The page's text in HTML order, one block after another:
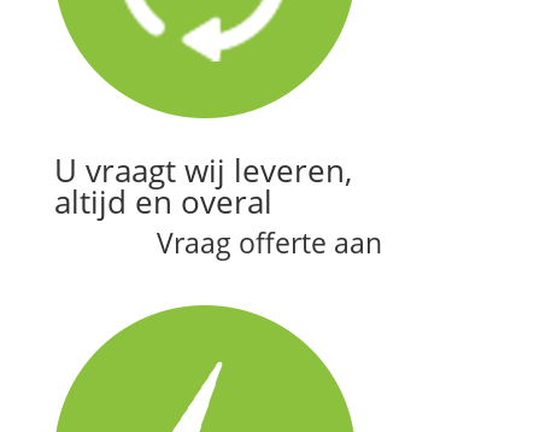
U vraagt wij leveren,
altijd en overal
Vraag offerte aan